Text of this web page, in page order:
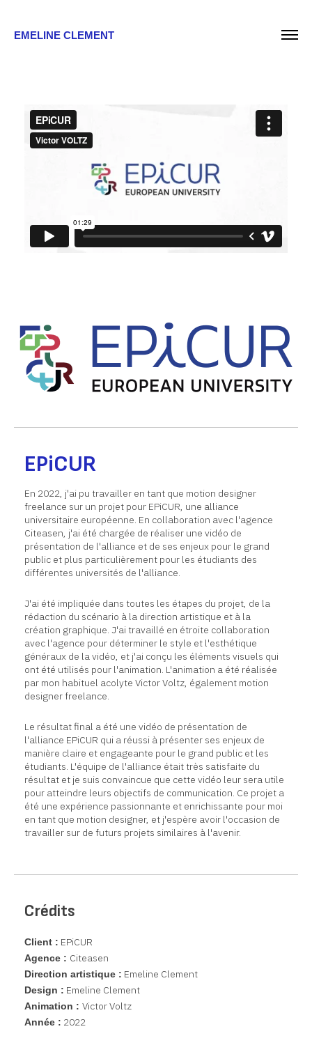
EMELINE CLEMENT
EPiCUR
En 2022, j'ai pu travailler en tant que motion designer
freelance sur un projet pour EPiCUR, une alliance
universitaire européenne. En collaboration avec l'agence
Citeasen, j'ai été chargée de réaliser une vidéo de
présentation de l'alliance et de ses enjeux pour le grand
public et plus particulièrement pour les étudiants des
différentes universités de l'alliance.
J'ai été impliquée dans toutes les étapes du projet, de la
rédaction du scénario à la direction artistique et à la
création graphique. J'ai travaillé en étroite collaboration
avec l'agence pour déterminer le style et l'esthétique
généraux de la vidéo, et j'ai conçu les éléments visuels qui
ont été utilisés pour l'animation. L'animation a été réalisée
par mon habituel acolyte Victor Voltz, également motion
designer freelance.
Le résultat final a été une vidéo de présentation de
l'alliance EPiCUR qui a réussi à présenter ses enjeux de
manière claire et engageante pour le grand public et les
étudiants. L'équipe de l'alliance était très satisfaite du
résultat et je suis convaincue que cette vidéo leur sera utile
pour atteindre leurs objectifs de communication. Ce projet a
été une expérience passionnante et enrichissante pour moi
en tant que motion designer, et j'espère avoir l'occasion de
travailler sur de futurs projets similaires à l'avenir.
Crédits
Client : EPiCUR
Agence : Citeasen
Direction artistique : Emeline Clement
Design : Emeline Clement
Animation : Victor Voltz
Année : 2022